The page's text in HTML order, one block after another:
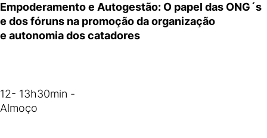
Empoderamento e Autogestão: O papel das ONG´s
e dos fóruns na promoção da organização
e autonomia dos catadores
12- 13h30min -
Almoço